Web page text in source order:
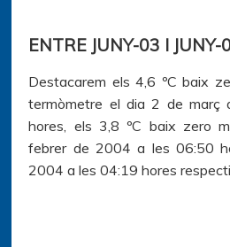
ENTRE JUNY-03 I JUNY-
Destacarem els 4,6 ºC baix
termòmetre el dia 2 de
hores, els 3,8 ºC baix zero
febrer de 2004 a les 06:50
2004 a les 04:19 hores